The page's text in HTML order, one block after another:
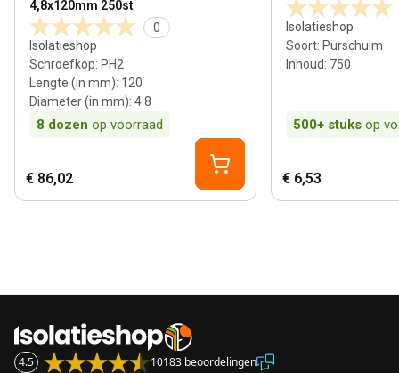
4,8x120mm 250st
0
Isolatieshop
Schroefkop: PH2
Lengte (in mm): 120
Diameter (in mm): 4.8
8 dozen op voorraad
€ 86,02
Isolatieshop
Soort: Purschuim
Inhoud: 750
500+ stuks op
€ 6,53
4.5 10183 beoordelingen